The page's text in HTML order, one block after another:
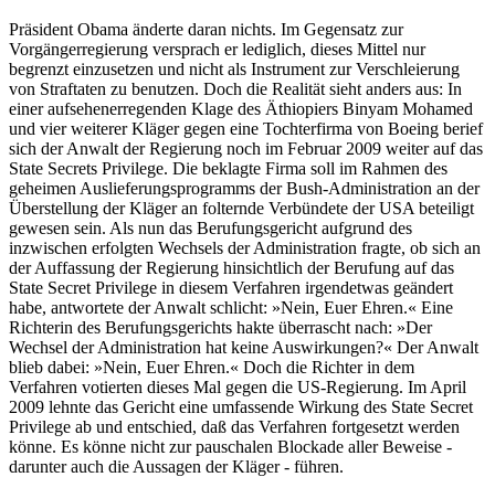
Präsident Obama änderte daran nichts. Im Gegensatz zur
Vorgängerregierung versprach er lediglich, dieses Mittel nur
begrenzt einzusetzen und nicht als Instrument zur Verschleierung
von Straftaten zu benutzen. Doch die Realität sieht anders aus: In
einer aufsehenerregenden Klage des Äthiopiers Binyam Mohamed
und vier weiterer Kläger gegen eine Tochterfirma von Boeing berief
sich der Anwalt der Regierung noch im Februar 2009 weiter auf das
State Secrets Privilege. Die beklagte Firma soll im Rahmen des
geheimen Auslieferungsprogramms der Bush-Administration an der
Überstellung der Kläger an folternde Verbündete der USA beteiligt
gewesen sein. Als nun das Berufungsgericht aufgrund des
inzwischen erfolgten Wechsels der Administration fragte, ob sich an
der Auffassung der Regierung hinsichtlich der Berufung auf das
State Secret Privilege in diesem Verfahren irgendetwas geändert
habe, antwortete der Anwalt schlicht: »Nein, Euer Ehren.« Eine
Richterin des Berufungsgerichts hakte überrascht nach: »Der
Wechsel der Administration hat keine Auswirkungen?« Der Anwalt
blieb dabei: »Nein, Euer Ehren.« Doch die Richter in dem
Verfahren votierten dieses Mal gegen die US-Regierung. Im April
2009 lehnte das Gericht eine umfassende Wirkung des State Secret
Privilege ab und entschied, daß das Verfahren fortgesetzt werden
könne. Es könne nicht zur pauschalen Blockade aller Beweise -
darunter auch die Aussagen der Kläger - führen.